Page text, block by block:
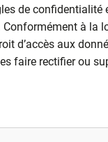
de confidentialité
Conformément à la
d’accès aux
faire rectifier ou